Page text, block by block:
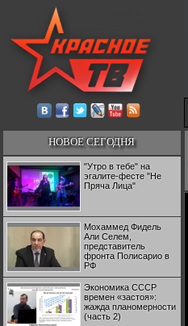
НОВОЕ СЕГОДНЯ
"Утро в тебе" на
эгалите-фесте "Не
Пряча Лица"
Мохаммед Фидель
Али Селем,
представитель
фронта Полисарио в
РФ
Экономика СССР
времен «застоя»:
жажда планомерности
(часть 2)